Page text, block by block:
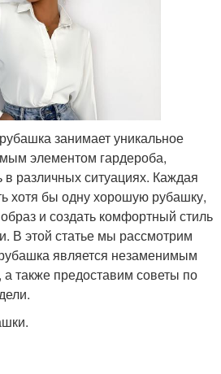
занимает уникальное
элементом гардероба,
различных ситуациях. Каждая
хотя бы одну хорошую рубашку,
и создать комфортный стиль
В этой статье мы рассмотрим
является незаменимым
также предоставим советы по